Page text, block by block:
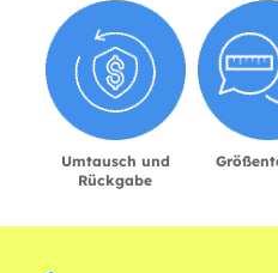
Umtausch und
Rückgabe